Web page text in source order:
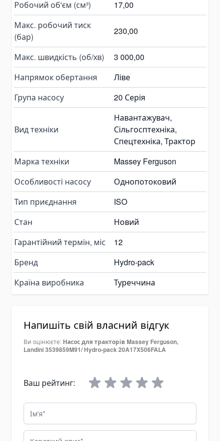
Grinding & Polishing Tools
Machinery Shim Sets
Гідравліка
Комплекти гідравліки
Гідроциліндри
Гідроциліндри підйому кузова
Комплектуючі для гідроциліндрів
Шестеренні насоси
Поршневі насоси
Насоси-дозатори
Насоси для спецтехніки
Ручні гідронасоси
Пластинчаті насоси
Variable Vane Pumps
Yuken Vane Pumps
Запчастини для гідравлічних насосів
Pompa Hidrolik Excavator
Гідророзподільники
Моноблочні гідророзподільники
Деталі для гідророзподільників
Angle Seat Valves
Solenoid Valves
Solenoid Valves
Робочий об'єм (см³)
17,00
Макс. робочий тиск
(бар)
230,00
Макс. швидкість (об/хв)
3 000,00
Напрямок обертання
Ліве
Група насосу
20 Серія
Вид техніки
Навантажувач,
Сільгосптехніка,
Спецтехніка, Трактор
Марка техніки
Massey Ferguson
Особливості насосу
Однопотоковий
Тип приєднання
ISO
Стан
Новий
Гарантійний термін, міс
12
Бренд
Hydro-pack
Країна виробника
Туреччина
Напишіть свій власний відгук
Ви оцінюєте: Насос для тракторів Massey Ferguson,
Landini 3539859M91/ Hydro-pack 20A17X506FALA
Ваш рейтинг:
Ім'я
Короткий опис